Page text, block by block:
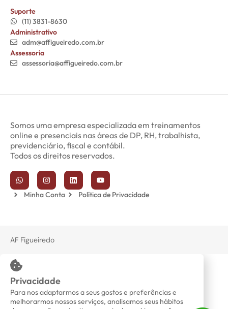
Suporte
(11) 3831-8630
Administrativo
adm@affigueiredo.com.br
Assessoria
assessoria@affigueiredo.com.br
Somos uma empresa especializada em treinamentos
online e presenciais nas áreas de DP, RH, trabalhista,
previdenciário, fiscal e contábil.
Todos os direitos reservados.
Minha Conta Política de Privacidade
AF Figueiredo
Privacidade
Para nos adaptarmos a seus gostos e preferências e
melhorarmos nossos serviços, analisamos seus hábitos